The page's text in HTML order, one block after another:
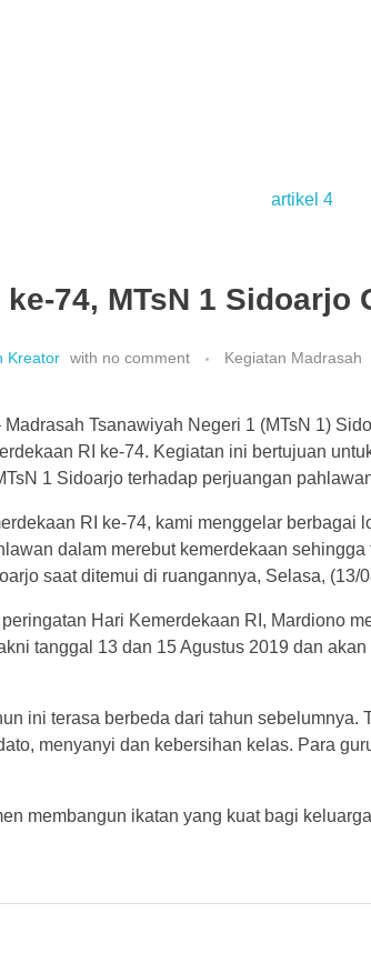
74, MTsN 1 Sidoarjo
Kreator with no comment Kegiatan Madrasah
Madrasah Tsanawiyah Negeri 1 (MTsN 1)
RI ke-74. Kegiatan ini bertujuan
1 Sidoarjo terhadap perjuangan
RI ke-74, kami menggelar
dalam merebut kemerdekaan
saat ditemui di ruangannya, Selasa, (13/
Hari Kemerdekaan RI, Mardiono
tanggal 13 dan 15 Agustus 2019 dan
ini terasa berbeda dari tahun
menyanyi dan kebersihan kelas. Para
membangun ikatan yang kuat bagi